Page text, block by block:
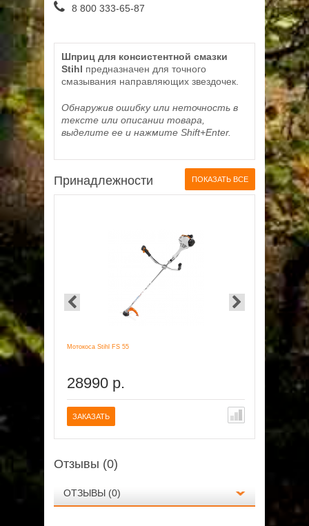
8 800 333-65-87
Шприц для консистентной смазки
Stihl предназначен для точного
смазывания направляющих звездочек.
Обнаружив ошибку или неточность в
тексте или описании товара,
выделите ее и нажмите Shift+Enter.
Принадлежности ПОКАЗАТЬ ВСЕ
Мотокоса Stihl FS 55
28990 р.
ЗАКАЗАТЬ
Кусторез
Отзывы (0)
ОТЗЫВЫ (0)